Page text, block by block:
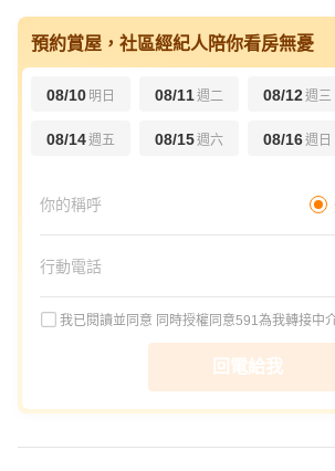
預約賞屋，社區經紀人陪你看房無憂
08/10 明日 08/11週二 08/12週三
08/14週五 08/15週六 08/16週日
我已閱讀並同意 同時授權同意591為我轉接中
回電給我